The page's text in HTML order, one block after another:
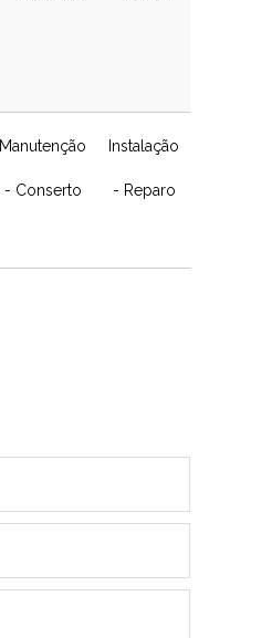
Manutenção
- Conserto
Instalação
- Reparo